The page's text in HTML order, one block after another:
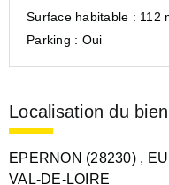
Surface habitable : 112
Parking : Oui
Localisation du bien
EPERNON (28230) ,
VAL-DE-LOIRE